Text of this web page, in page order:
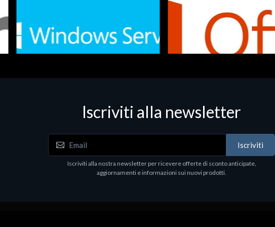
Software - Office Productivity Software - Office Productivity
Iscriviti alla newsletter
Iscriviti
Iscriviti alla nostra newsletter per ricevere offerte di sconto anticipate,
aggiornamenti e informazioni sui nuovi prodotti.